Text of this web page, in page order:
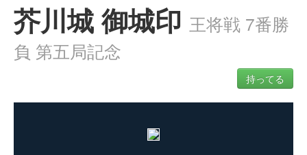
芥川城 御城印 王将戦 7番勝
負 第五局記念
持ってる